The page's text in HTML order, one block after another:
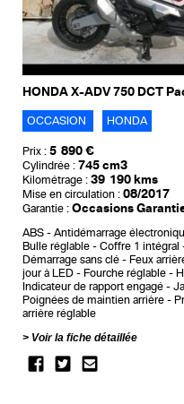
HONDA X-ADV 750 DCT
OCCASION HONDA
Prix : 5 890 €
Cylindrée : 745 cm3
Kilométrage : 39 190 kms
Mise en circulation : 08/2017
Garantie : Occasions
ABS Antidémarrage
Bulle réglable
Coffre 1 intégral
Démarrage sans clé
Feux
jour à LED
Fourche réglable
Indicateur de rapport engagé
Poignées de maintien arrière
arrière réglable
Voir la fiche détaillée